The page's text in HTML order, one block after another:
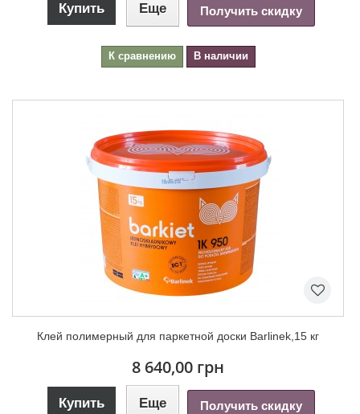
Купить Еще Получить скидку
К сравнению В наличии
Клей полимерный для паркетной доски Barlinek,15 кг
8 640,00 грн
Купить Еще Получить скидку